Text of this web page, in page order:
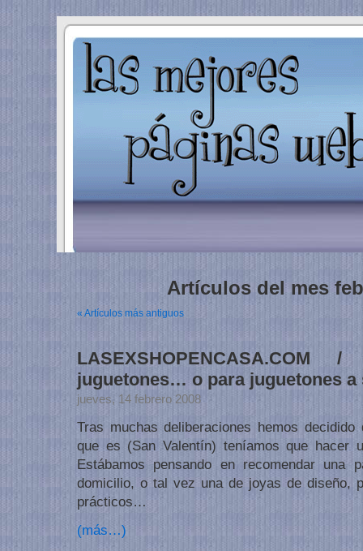
Artículos del mes
« Artículos más antiguos
LASEXSHOPENCASA.COM
juguetones… o para juguetones a
jueves, 14 febrero 2008
Tras muchas deliberaciones hemos
que es (San Valentín) teníamos que hacer
Estábamos pensando en recomendar una
domicilio, o tal vez una de joyas de diseño,
prácticos…
(más…)